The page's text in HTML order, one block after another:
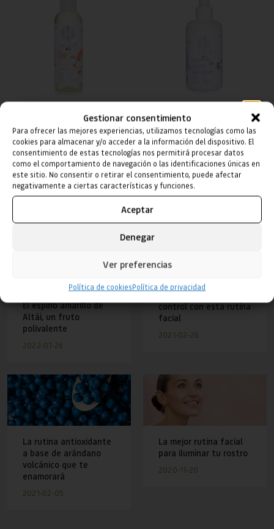
Gestionar consentimiento
Para ofrecer las mejores experiencias, utilizamos tecnologías como las
cookies para almacenar y/o acceder a la información del dispositivo. El
consentimiento de estas tecnologías nos permitirá procesar datos
como el comportamiento de navegación o las identificaciones únicas en
este sitio. No consentir o retirar el consentimiento, puede afectar
negativamente a ciertas características y funciones.
Aceptar
Denegar
Ver preferencias
Política de cookiesPolítica de privacidad
9,99€
Calmante
7,59€
POSTS RELACIONADOS
El espino amarillo de
Altái, un fruto
polivalente
2022-01-26
Mantén el acné bajo
control con esta rutina
facial
2021-02-26
La rutina antioxidante
a base de arándano
volcánico que te
enamorará
2021-02-05
La mejor rutina facial
para iluminar tu rostro
2020-11-20
Estimado cliente,
Te informamos de que nuestras instalaciones
permanecerán cerradas del 10 al 17 de agosto.
Durante este periodo, estaremos trabajando en
mejorarlas para poder ofrecerte un mejor servicio a
nuestro regreso. Por ello, los pedidos efectuados
pasadas las 8:00 a.m. del día 8 de agosto no se podrán
gestionar hasta el día 17 de agosto. Agradecemos tu
comprensión y te pedimos disculpas por cualquier